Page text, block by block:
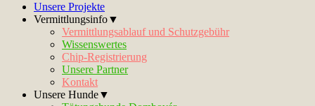
Unsere Projekte
Vermittlungsinfo▼
Vermittlungsablauf und Schutzgebühr
Wissenswertes
Chip-Registrierung
Unsere Partner
Kontakt
Unsere Hunde▼